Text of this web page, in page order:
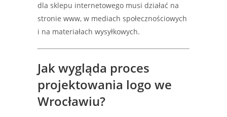
dla sklepu internetowego musi działać na
stronie www, w mediach społecznościowych
i na materiałach wysyłkowych.
Jak wygląda proces
projektowania logo we
Wrocławiu?